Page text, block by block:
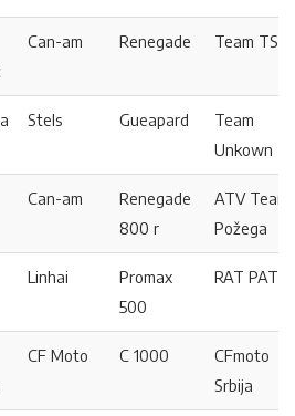
Can-am Renegade Team TSD
Stels Gueapard
Team
Unkown
Can-am
Renegade
800 r
ATV Team
Požega
Linhai
Promax
500
RAT PATH
CF Moto C 1000
CFmoto
Srbija